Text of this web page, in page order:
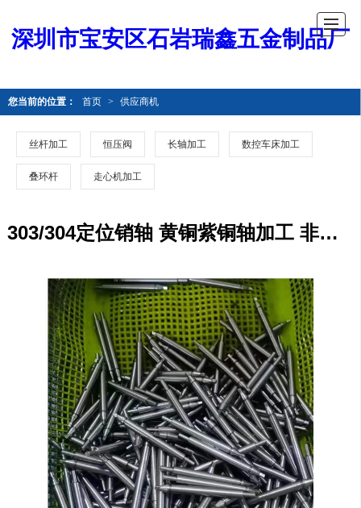
深圳市宝安区石岩瑞鑫五金制品厂
您当前的位置： 首页 > 供应商机
丝杆加工 恒压阀 长轴加工 数控车床加工
叠环杆 走心机加工
303/304定位销轴 黄铜紫铜轴加工 非标零件